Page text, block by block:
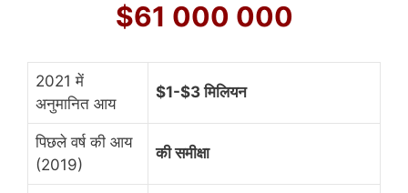
$61 000 000
2021 में
अनुमानित आय
$1-$3 मिलियन
पिछले वर्ष की आय
(2019)
की समीक्षा